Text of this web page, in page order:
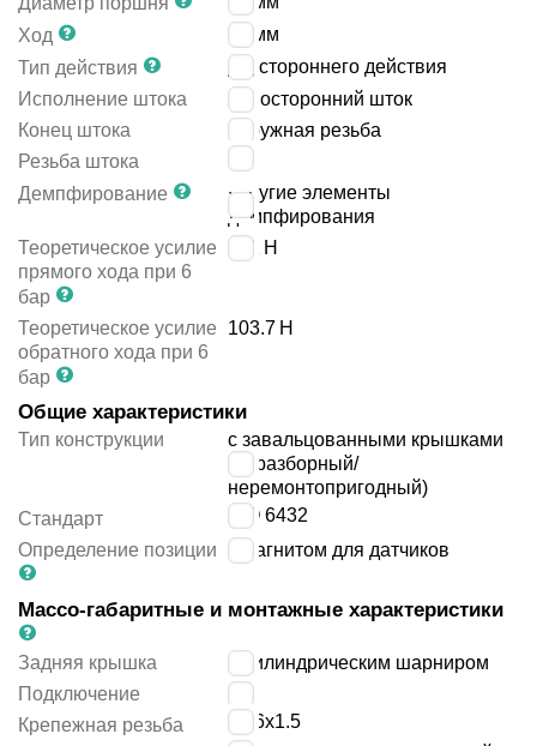
Ход
мм
Тип действия
двустороннего действия
Исполнение штока
односторонний шток
Конец штока
наружная резьба
Резьба штока
Демпфирование
упругие элементы
демпфирования
Теоретическое усилие
прямого хода при 6
бар
121 Н
Теоретическое усилие
обратного хода при 6
бар
103.7 Н
Общие характеристики
Тип конструкции
с завальцованными крышками
(неразборный/
неремонтопригодный)
Стандарт
ISO 6432
Определение позиции
с магнитом для датчиков
Массо-габаритные и монтажные характеристики
Задняя крышка
с цилиндрическим шарниром
Подключение
Крепежная резьба
M16x1.5